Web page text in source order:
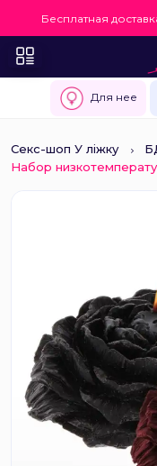
Бесплатная
Для нее
Секс-шоп У ліжку
Набор